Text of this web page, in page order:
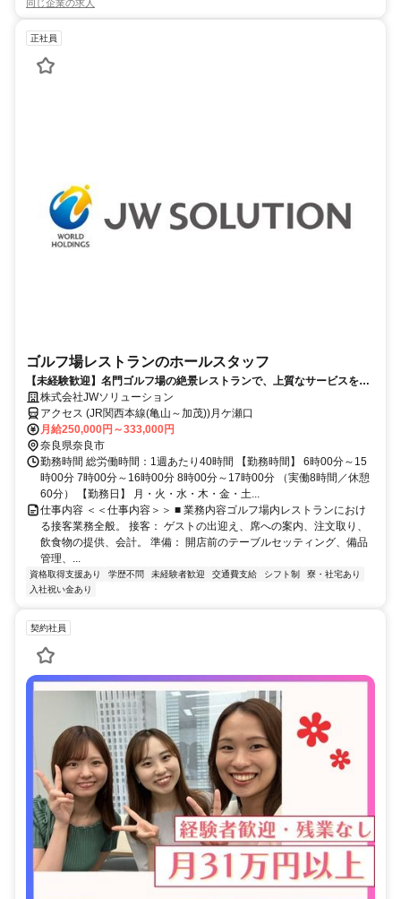
同じ企業の求人
正社員
ゴルフ場レストランのホールスタッフ
【未経験歓迎】名門ゴルフ場の絶景レストランで、上質なサービスを届
ける。
株式会社JWソリューション
アクセス (JR関西本線(亀山～加茂))月ケ瀬口
月給250,000円～333,000円
奈良県奈良市
勤務時間 総労働時間：1週あたり40時間 【勤務時間】 6時00分～15
時00分 7時00分～16時00分 8時00分～17時00分 （実働8時間／休憩
60分） 【勤務日】 月・火・水・木・金・土...
仕事内容 ＜＜仕事内容＞＞ ■ 業務内容ゴルフ場内レストランにおけ
る接客業務全般。 接客： ゲストの出迎え、席への案内、注文取り、
飲食物の提供、会計。 準備： 開店前のテーブルセッティング、備品
管理、...
資格取得支援あり 学歴不問 未経験者歓迎 交通費支給 シフト制
寮・社宅あり
入社祝い金あり
契約社員